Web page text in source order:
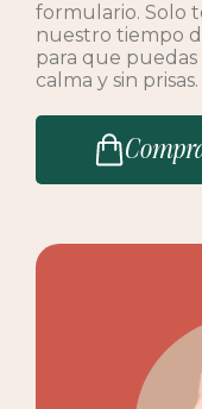
formulario. Solo
nuestro tiempo
para que
calma y sin prisas.